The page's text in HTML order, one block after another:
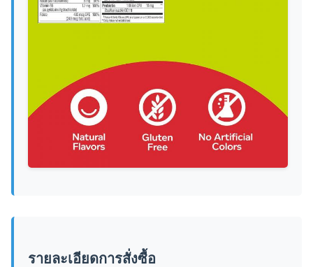
รายละเอียดการสั่งซื้อ